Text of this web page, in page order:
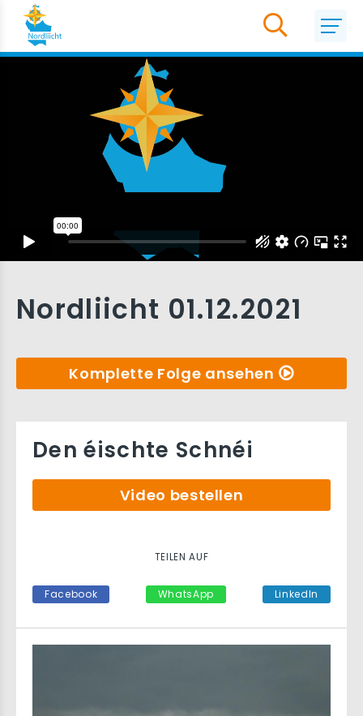
Nordliicht 01.12.2021
Komplette Folge ansehen
Den éischte Schnéi
Video bestellen
TEILEN AUF
Facebook WhatsApp LinkedIn